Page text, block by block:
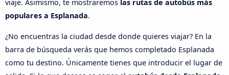
viaje. Asimismo, te mostraremos las rutas de autobús más
populares a Esplanada.
¿No encuentras la ciudad desde donde quieres viajar? En la
barra de búsqueda verás que hemos completado Esplanada
como tu destino. Únicamente tienes que introducir el lugar de